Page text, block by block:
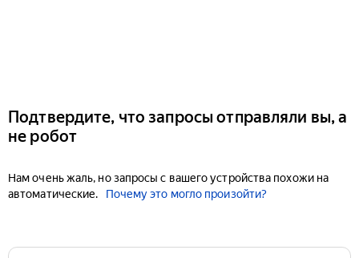
Подтвердите, что запросы отправляли вы, а
не робот
Нам очень жаль, но запросы с вашего устройства похожи на
автоматические.
Почему это могло произойти?